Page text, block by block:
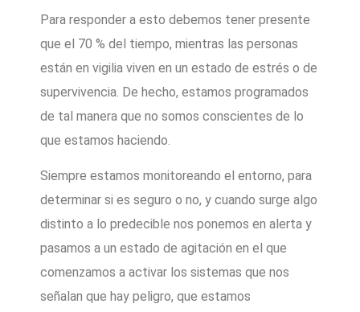
Para responder a esto debemos tener presente
que el 70 % del tiempo, mientras las personas
están en vigilia viven en un estado de estrés o de
supervivencia. De hecho, estamos programados
de tal manera que no somos conscientes de lo
que estamos haciendo.
Siempre estamos monitoreando el entorno, para
determinar si es seguro o no, y cuando surge algo
distinto a lo predecible nos ponemos en alerta y
pasamos a un estado de agitación en el que
comenzamos a activar los sistemas que nos
señalan que hay peligro, que estamos